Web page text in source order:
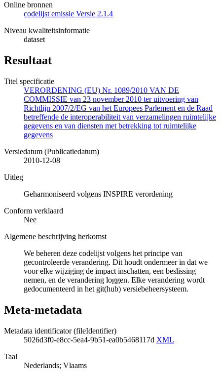
Online bronnen
codelijst emissie Versie 2.1.4
Niveau kwaliteitsinformatie
dataset
Resultaat
Titel specificatie
VERORDENING (EU) Nr. 1089/2010 VAN DE
COMMISSIE van 23 november 2010 ter uitvoering van
Richtlijn 2007/2/EG van het Europees Parlement en de Raad
betreffende de interoperabiliteit van verzamelingen ruimtelijke
gegevens en van diensten met betrekking tot ruimtelijke
gegevens
Versiedatum (Publicatiedatum)
2010-12-08
Uitleg
Geharmoniseerd volgens INSPIRE verordening
Conform verklaard
Nee
Algemene beschrijving herkomst
We beheren deze codelijst volgens het principe van
gecontroleerde verandering. Dit houdt ondermeer in dat we
voor elke wijziging de impact inschatten, een beslissing
nemen, en de verandering loggen. Elke verandering wordt
gedocumenteerd in het git(hub) versiebeheersysteem.
Meta-metadata
Metadata identificator (fileIdentifier)
5026d3f0-e8cc-5ea4-9b51-ea0b5468117d XML
Taal
Nederlands; Vlaams